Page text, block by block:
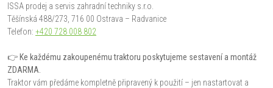
ISSA prodej a servis zahradní techniky s.r.o.
Těšínská 488/273, 716 00 Ostrava – Radvanice
Telefon: +420 728 008 802
👉 Ke každému zakoupenému traktoru poskytujeme sestavení a montáž
ZDARMA.
Traktor vám předáme kompletně připravený k použití – jen nastartovat a